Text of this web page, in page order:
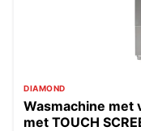
DIAMOND
Wasmachine met
met TOUCH